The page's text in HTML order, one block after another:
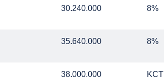
30.240.000 8%
35.640.000 8%
38.000.000 KCT